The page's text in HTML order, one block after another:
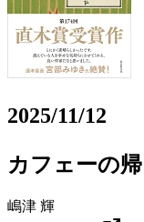
2025/11/12
カフェーの
嶋津 輝